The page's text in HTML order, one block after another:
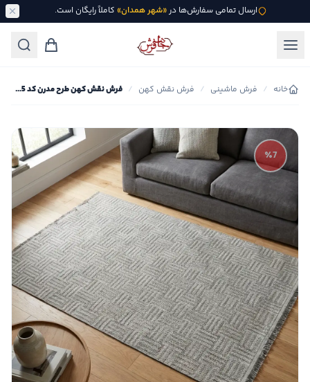
ارسال تمامی سفارش‌ها در«شهر همدان» کاملاً رایگان است.
خانه / فرش ماشینی / فرش نقش کهن / فرش نقش کهن طرح مدرن کد 2305
٪7